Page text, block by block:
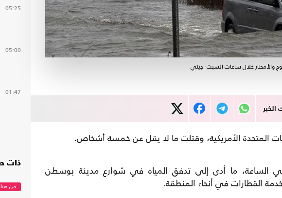
والأمطار خلال ساعات السبت- جيتي
الخبر
المتحدة الأمريكية، وقتلت ما لا يقل عن خمسة أشخاص.
129 كيلو مترا في الساعة، ما أدى إلى تدفق المياه في شوارع مدينة بوسطن
القطارات في أنحاء المنطقة.
05:25
05:00
01:47
ذات
من